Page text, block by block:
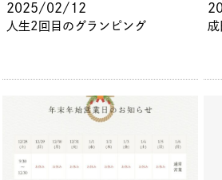
2025/02/12
人生2回目のグランピング